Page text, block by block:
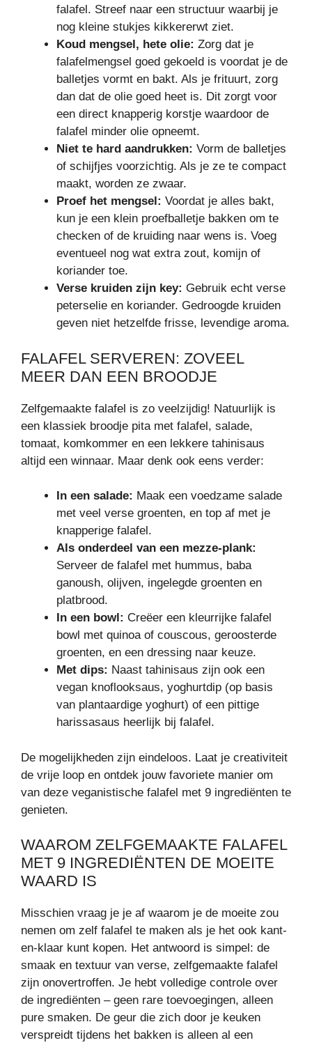
falafel. Streef naar een structuur waarbij je
nog kleine stukjes kikkererwt ziet.
Koud mengsel, hete olie: Zorg dat je
falafelmengsel goed gekoeld is voordat je de
balletjes vormt en bakt. Als je frituurt, zorg
dan dat de olie goed heet is. Dit zorgt voor
een direct knapperig korstje waardoor de
falafel minder olie opneemt.
Niet te hard aandrukken: Vorm de balletjes
of schijfjes voorzichtig. Als je ze te compact
maakt, worden ze zwaar.
Proef het mengsel: Voordat je alles bakt,
kun je een klein proefballetje bakken om te
checken of de kruiding naar wens is. Voeg
eventueel nog wat extra zout, komijn of
koriander toe.
Verse kruiden zijn key: Gebruik echt verse
peterselie en koriander. Gedroogde kruiden
geven niet hetzelfde frisse, levendige aroma.
FALAFEL SERVEREN: ZOVEEL
MEER DAN EEN BROODJE
Zelfgemaakte falafel is zo veelzijdig! Natuurlijk is
een klassiek broodje pita met falafel, salade,
tomaat, komkommer en een lekkere tahinisaus
altijd een winnaar. Maar denk ook eens verder:
In een salade: Maak een voedzame salade
met veel verse groenten, en top af met je
knapperige falafel.
Als onderdeel van een mezze-plank:
Serveer de falafel met hummus, baba
ganoush, olijven, ingelegde groenten en
platbrood.
In een bowl: Creëer een kleurrijke falafel
bowl met quinoa of couscous, geroosterde
groenten, en een dressing naar keuze.
Met dips: Naast tahinisaus zijn ook een
vegan knoflooksaus, yoghurtdip (op basis
van plantaardige yoghurt) of een pittige
harissasaus heerlijk bij falafel.
De mogelijkheden zijn eindeloos. Laat je creativiteit
de vrije loop en ontdek jouw favoriete manier om
van deze veganistische falafel met 9 ingrediënten te
genieten.
WAAROM ZELFGEMAAKTE FALAFEL
MET 9 INGREDIËNTEN DE MOEITE
WAARD IS
Misschien vraag je je af waarom je de moeite zou
nemen om zelf falafel te maken als je het ook kant-
en-klaar kunt kopen. Het antwoord is simpel: de
smaak en textuur van verse, zelfgemaakte falafel
zijn onovertroffen. Je hebt volledige controle over
de ingrediënten – geen rare toevoegingen, alleen
pure smaken. De geur die zich door je keuken
verspreidt tijdens het bakken is alleen al een